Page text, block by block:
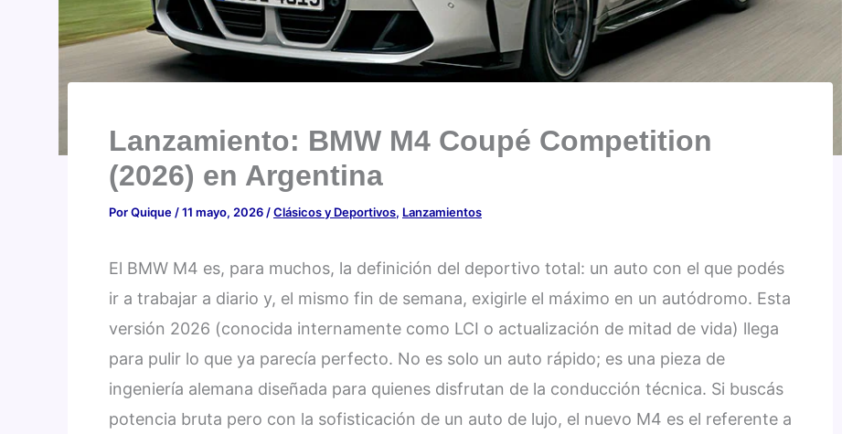
Lanzamiento: BMW M4 Coupé Competition
(2026) en Argentina
PorQuique/11 mayo, 2026/Clásicos y Deportivos, Lanzamientos
El BMW M4 es, para muchos, la definición del deportivo total: un auto con el que podés
ir a trabajar a diario y, el mismo fin de semana, exigirle el máximo en un autódromo. Esta
versión 2026 (conocida internamente como LCI o actualización de mitad de vida) llega
para pulir lo que ya parecía perfecto. No es solo un auto rápido; es una pieza de
ingeniería alemana diseñada para quienes disfrutan de la conducción técnica. Si buscás
potencia bruta pero con la sofisticación de un auto de lujo, el nuevo M4 es el referente a